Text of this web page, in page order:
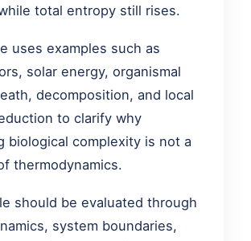
total entropy still rises.
uses examples such as
solar energy, organismal
decomposition, and local
to clarify why
biological complexity is not a
thermodynamics.
should be evaluated through
system boundaries,